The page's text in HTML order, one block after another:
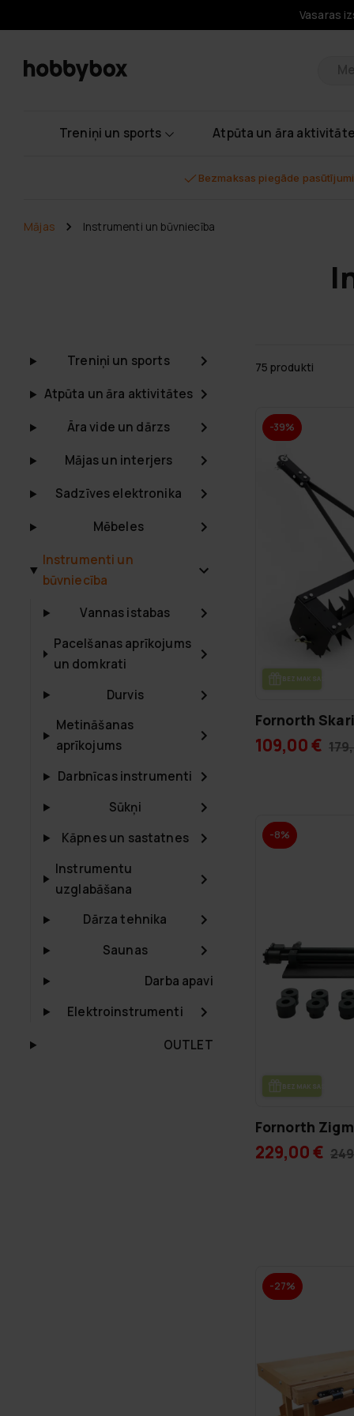
Vasaras
Treniņi un sports Atpūta un āra
Bezmaksas piegāde
Mājas Instrumenti un būvniecība
Treniņi un sports
Atpūta un āra aktivitātes
Āra vide un dārzs
Mājas un interjers
Sadzīves elektronika
Mēbeles
Instrumenti un
būvniecība
Vannas istabas
Pacelšanas aprīkojums
un domkrati
Durvis
Metināšanas
aprīkojums
Darbnīcas instrumenti
Sūkņi
Kāpnes un sastatnes
Instrumentu
uzglabāšana
Dārza tehnika
Saunas
Darba apavi
Elektroinstrumenti
OUTLET
75 produkti
-39%
BEZ­MAK­SAS PIE­GĀ­DE
Fornorth
109,00 €
-8%
BEZ­MAK­SAS PIE­GĀ­DE
Fornorth
229,00 €
-27%